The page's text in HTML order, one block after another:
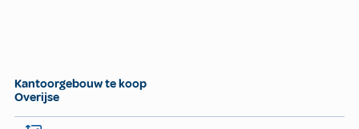
Kantoorgebouw te koop
Overijse